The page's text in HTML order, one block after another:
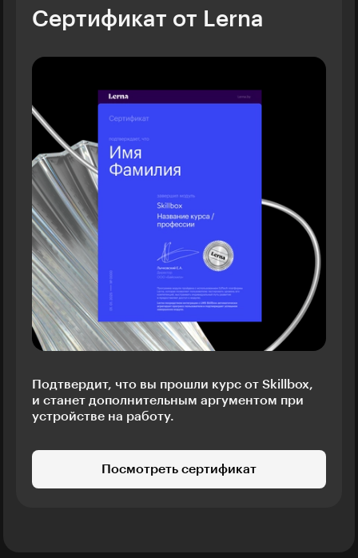
Сертификат от Lerna
Подтвердит, что вы прошли курс от Skillbox,
и станет дополнительным аргументом при
устройстве на работу.
Посмотреть сертификат